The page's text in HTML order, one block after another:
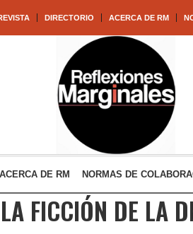
DIRECTORIO ACERCA DE RM
ACERCA DE RM NORMAS DE
FICCIÓN DE LA